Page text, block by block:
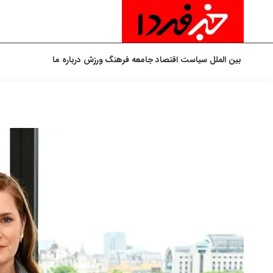
بین الملل سیاست اقتصادجامعه فرهنگورزش درباره ما